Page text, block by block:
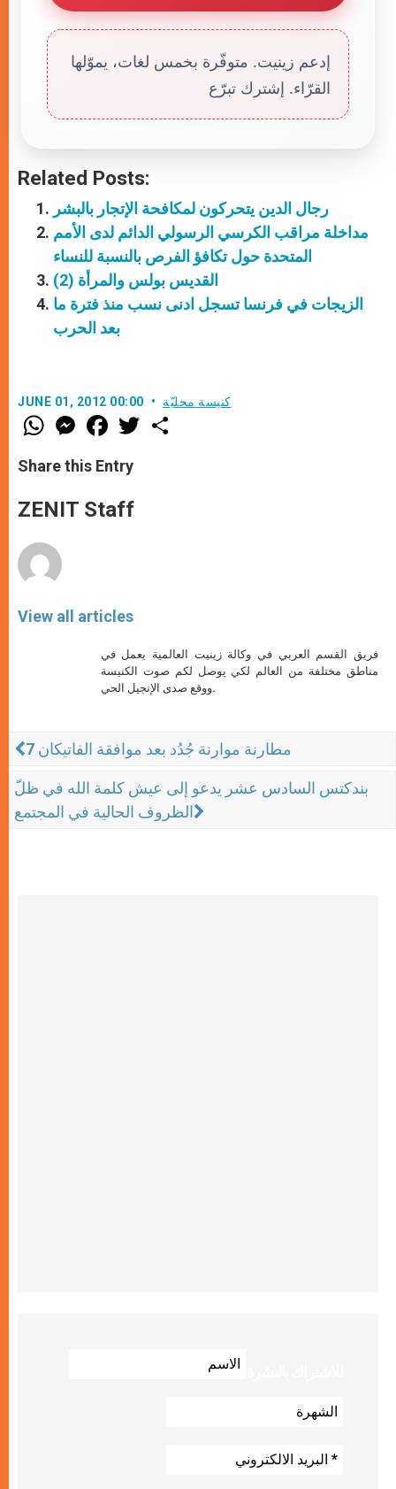
إدعم زينيت. متوفّرة بخمس لغات، يموّلها
القرّاء. إشترك تبرّع
Related Posts:
رجال الدين يتحركون لمكافحة الإتجار بالبشر
مداخلة مراقب الكرسي الرسولي الدائم لدى الأمم
المتحدة حول تكافؤ الفرص بالنسبة للنساء
القديس بولس والمرأة (2)
الزيجات في فرنسا تسجل ادنى نسب منذ فترة ما
بعد الحرب
JUNE 01, 2012 00:00 كنيسة محليّة
W
h
t
s
p
p
M
e
s
e
g
e
F
a
e
b
o
k
w
Share this Entry
ZENIT Staff
View all articles
فريق القسم العربي في وكالة زينيت العالمية يعمل في
مناطق مختلفة من العالم لكي يوصل لكم صوت الكنيسة
ووقع صدى الإنجيل الحي.
7 مطارنة موارنة جُدُد بعد موافقة الفاتيكان
بندكتس السادس عشر يدعو إلى عيش كلمة الله في ظلّ
الظروف الحالية في المجتمع